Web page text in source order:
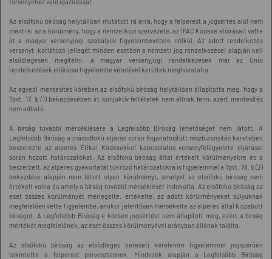
Az elsőfokú bíróság helytállóan mutatott rá arra, hogy a felperest a jogsértés alól nem
menti ki az a körülmény, hogy a nemzetközi szervezete, az IFAC Kódexe előírásait vette
át a magyar versenyjogi szabályok figyelembevétele nélkül. Az adott rendelkezés
versenyt .korlátozó jellegét minden esetben a nemzeti jog rendelkezései alapján kell
elsődlegesen megítélni, a magyar versenyjogi rendelkezések már az Unio
rendelkezések előírásai figyelembe vételével kerültek meghozatalra.
Az egyedi mentesítés körében az elsőfokú bíróság helytállóan állapította meg, hogy a
Tpvt. 17. § (1) bekezdésében írt konjuktív feltételek nem állnak fenn, azért mentesítés
nem adható.
A bírság további mérséklésére a Legfelsőbb Bíróság lehetőséget nem látott. A
Legfelsőbb Bíróság a másodfokú eljárás során foganatosított részbizonyítás keretében
beszerezte az alperes Etikai Kódexekkel kapcsolatos versenyfelügyelete eljárásai
során hozott határozatokat. Az elsőfokú bíróság által értékelt körülményekre és a
beszerzett, az alperes gyakorlatát tükröző határozatokra is figyelemmel a Tpvt. 78. § (2)
bekezdése alapján nem látott olyan körülményt, amelyet az elsőfokú bíróság nem
értékelt volna és amely a bírság további mérséklését indokolta. Az elsőfokú bíróság az
eset összes körülményét mérlegelte, értékelte, az adott körülményeket súlyuknak
megfelelően vette figyelembe, amikor jelentősen mérsékelte az alperes által kiszabott
bírságot. A Legfelsőbb Bíróság e körben jogsértést nem állapított meg, ezért a bírság
mértékét megfelelőnek, az eset összes körülményével arányban állónak találta.
Az elsőfokú bíróság az elsődleges kereseti kérelemre figyelemmel jogszerűen
tekintette a felperest pervesztesnek. Mindezek alapján a Legfelsőbb Bíróság